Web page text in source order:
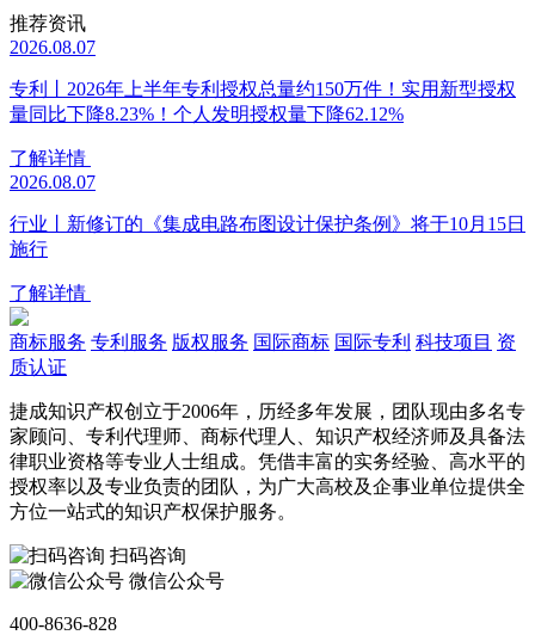
推荐资讯
2026.08.07
专利丨2026年上半年专利授权总量约150万件！实用新型授权
量同比下降8.23%！个人发明授权量下降62.12%
了解详情
2026.08.07
行业丨新修订的《集成电路布图设计保护条例》将于10月15日
施行
了解详情
商标服务 专利服务 版权服务 国际商标 国际专利 科技项目 资
质认证
捷成知识产权创立于2006年，历经多年发展，团队现由多名专
家顾问、专利代理师、商标代理人、知识产权经济师及具备法
律职业资格等专业人士组成。凭借丰富的实务经验、高水平的
授权率以及专业负责的团队，为广大高校及企事业单位提供全
方位一站式的知识产权保护服务。
扫码咨询
微信公众号
400-8636-828